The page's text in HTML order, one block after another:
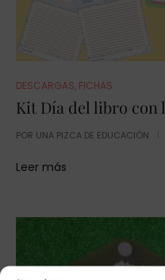
DESCARGAS, FICHAS
Kit Día del libro con
POR UNA PIZCA DE EDUCACIÓN
Leer más